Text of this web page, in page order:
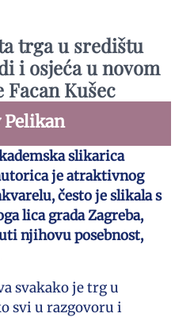
trga u središtu
i osjeća u novom
Facan Kušec
slikarica
je atraktivnog
često je slikala s
lica grada Zagreba,
njihovu posebnost,
svakako je trg u
svi u razgovoru i